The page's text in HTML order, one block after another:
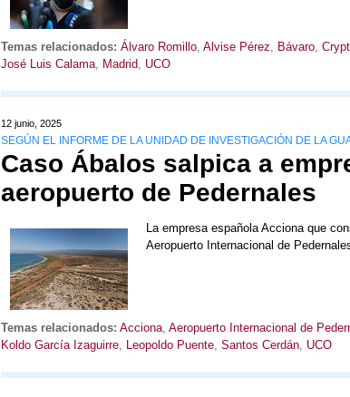
Temas relacionados: Álvaro Romillo, Alvise Pérez, Bávaro,
José Luis Calama, Madrid, UCO
12 junio, 2025
SEGÚN EL INFORME DE LA UNIDAD DE INVESTIGACIÓN DE LA
Caso Ábalos salpica a
aeropuerto de Pedernales
La empresa española Acciona que
Aeropuerto Internacional de
Temas relacionados: Acciona, Aeropuerto Internacional de
Koldo García Izaguirre, Leopoldo Puente, Santos Cerdán, UCO